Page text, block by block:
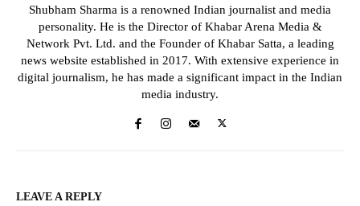
Shubham Sharma is a renowned Indian journalist and media
personality. He is the Director of Khabar Arena Media &
Network Pvt. Ltd. and the Founder of Khabar Satta, a leading
news website established in 2017. With extensive experience in
digital journalism, he has made a significant impact in the Indian
media industry.
LEAVE A REPLY